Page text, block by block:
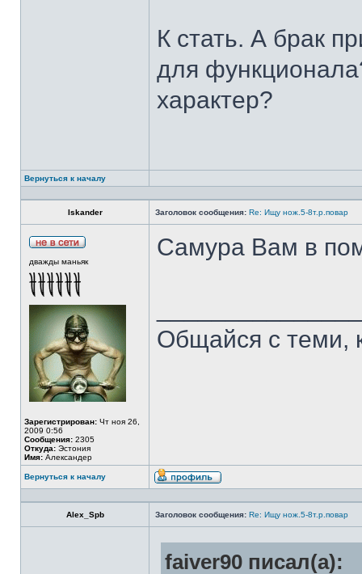
К стать. А брак
для
характер?
Вернуться к началу
Iskander Заголовок сообщения: Re: Ищу нож.5-8т.р.повар
дважды маньяк
Зарегистрирован: Чт ноя 26,
2009 0:56
Сообщения: 2305
Откуда: Эстония
Имя: Александер
Самура Вам в
Общайся с теми,
Вернуться к началу
Alex_Spb Заголовок сообщения: Re: Ищу нож.5-8т.р.повар
faiver90 писал(а):